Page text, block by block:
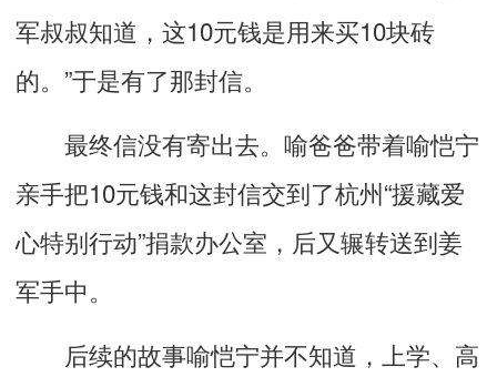
军叔叔知道，这10元钱是用来买10块砖
的。”于是有了那封信。
最终信没有寄出去。喻爸爸带着喻恺宁
亲手把10元钱和这封信交到了杭州“援藏爱
心特别行动”捐款办公室，后又辗转送到姜
军手中。
后续的故事喻恺宁并不知道，上学、高